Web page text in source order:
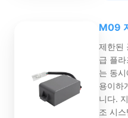
M09
제한된
급 플
는 동
용이하
니다.
조 시